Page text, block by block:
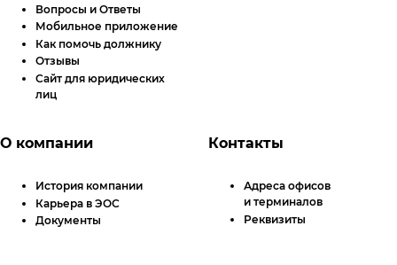
Вопросы и Ответы
Мобильное приложение
Как помочь должнику
Отзывы
Сайт для юридических
лиц
О компании
История компании
Карьера в ЭОС
Документы
Контакты
Адреса офисов
и терминалов
Реквизиты